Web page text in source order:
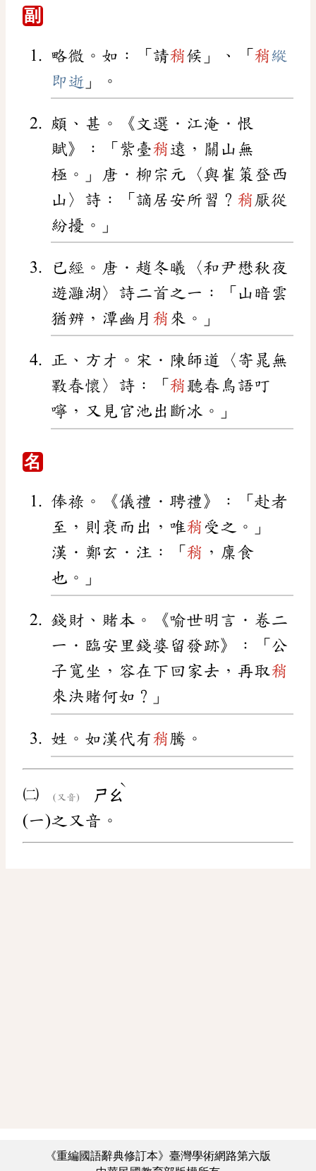
副
略微。如：「請稍候」、「 稍縱
即逝 」。
頗、甚。《文選．江淹．恨
賦》：「紫臺稍遠，關山無
極。」唐．柳宗元〈與崔策登西
山〉詩：「謫居安所習？ 稍 厭從
紛擾。」
已經。唐．趙冬曦〈和尹懋秋夜
遊灉湖〉詩二首之一：「山暗雲
猶辨，潭幽月 稍 來。」
正、方才。宋．陳師道〈寄晁無
斁春懷〉詩：「 稍聽春鳥語叮
嚀，又見官池出斷冰。」
名
俸祿。《儀禮．聘禮》：「赴者
至，則衰而出，唯稍 受之。」
漢．鄭玄．注：「 稍 ，廩食
也。」
錢財、賭本。《喻世明言．卷二
一．臨安里錢婆留發跡》：「公
子寬坐，容在下回家去，再取稍
來決賭何如？」
姓。如漢代有稍騰。
㈡ (又音) ㄕㄠ
ˋ
(一)之又音。
《重編國語辭典修訂本》臺灣學術網路第六版